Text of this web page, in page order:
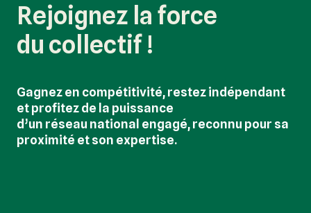
Rejoignez la force
du collectif !
Gagnez en compétitivité, restez indépendant
et profitez de la puissance
d’un réseau national engagé, reconnu pour sa
proximité et son expertise.